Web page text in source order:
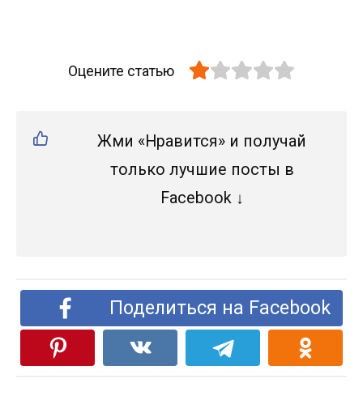
Оцените статью
Жми «Нравится» и получай
только лучшие посты в
Facebook ↓
Поделиться на Facebook